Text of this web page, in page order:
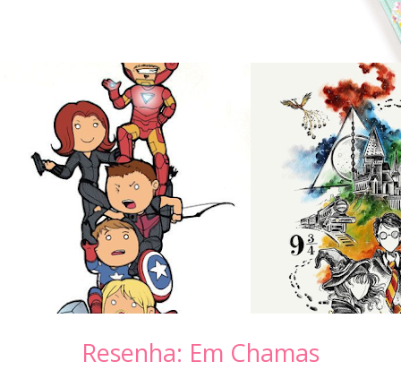
Resenha: Em Chamas